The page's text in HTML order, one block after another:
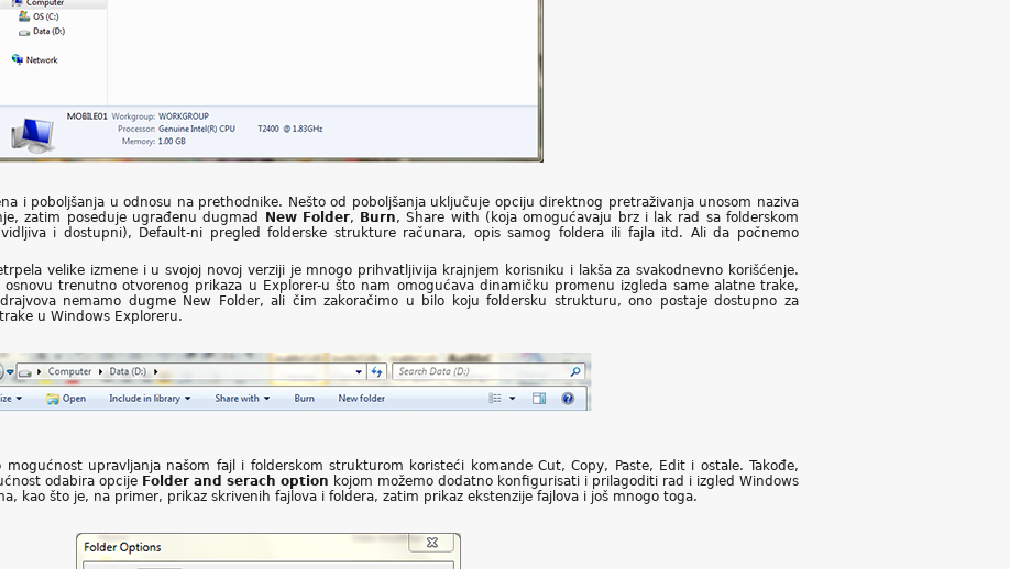
i poboljšanja u odnosu na prethodnike. Nešto od poboljšanja uključuje opciju direktnog pretraživanja unosom naziva
zatim poseduje ugrađenu dugmad
New Folder, Burn, Share with (koja omogućavaju brz i lak rad sa folderskom
i dostupni), Default-ni pregled folderske strukture računara, opis samog foldera ili fajla itd. Ali da počnemo
velike izmene i u svojoj novoj verziji je mnogo prihvatljivija krajnjem korisniku i lakša za svakodnevno korišćenje.
trenutno otvorenog prikaza u Explorer-u što nam omogućava dinamičku promenu izgleda same alatne trake,
nemamo dugme New Folder, ali čim zakoračimo u bilo koju foldersku strukturu, ono postaje dostupno za
u Windows Exploreru.
mogućnost upravljanja našom fajl i folderskom strukturom koristeći komande Cut, Copy, Paste, Edit i ostale. Takođe,
odabira opcije Folder and serach option kojom možemo dodatno konfigurisati i prilagoditi rad i izgled Windows
kao što je, na primer, prikaz skrivenih fajlova i foldera, zatim prikaz ekstenzije fajlova i još mnogo toga.